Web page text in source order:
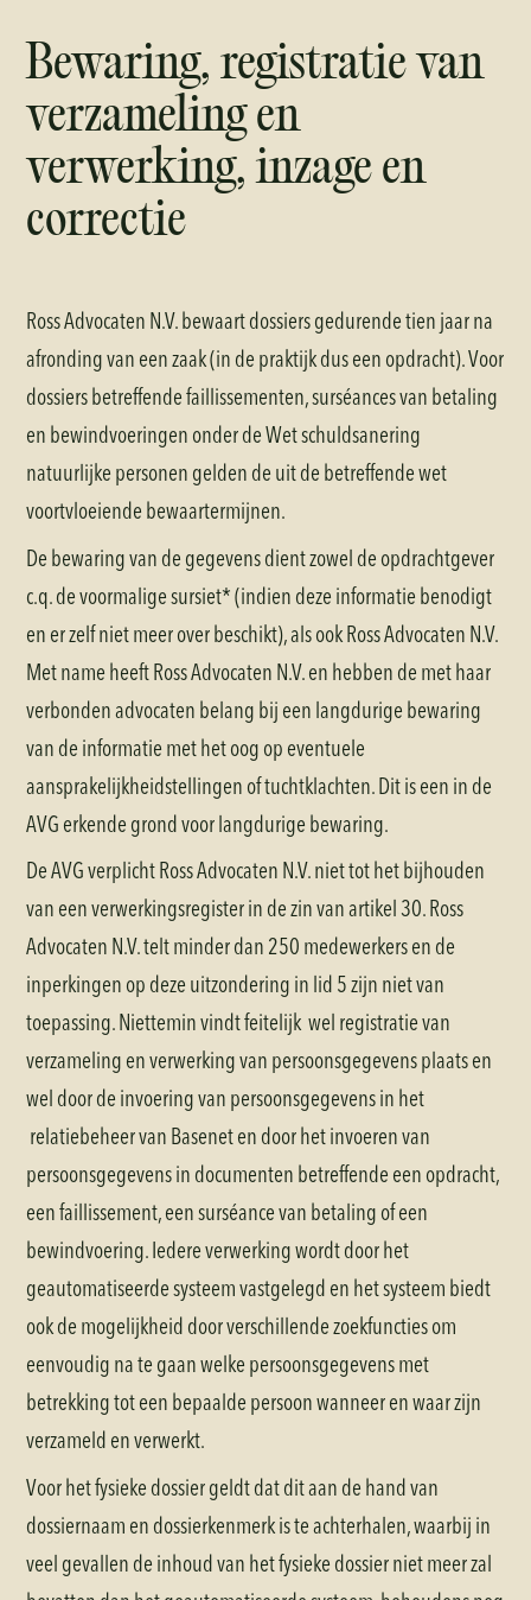
Bewaring, registratie van
verzameling en
verwerking, inzage en
correctie
Ross Advocaten N.V. bewaart dossiers gedurende tien jaar na
afronding van een zaak (in de praktijk dus een opdracht). Voor
dossiers betreffende faillissementen, surséances van betaling
en bewindvoeringen onder de Wet schuldsanering
natuurlijke personen gelden de uit de betreffende wet
voortvloeiende bewaartermijnen.
De bewaring van de gegevens dient zowel de opdrachtgever
c.q. de voormalige sursiet* (indien deze informatie benodigt
en er zelf niet meer over beschikt), als ook Ross Advocaten N.V.
Met name heeft Ross Advocaten N.V. en hebben de met haar
verbonden advocaten belang bij een langdurige bewaring
van de informatie met het oog op eventuele
aansprakelijkheidstellingen of tuchtklachten. Dit is een in de
AVG erkende grond voor langdurige bewaring.
De AVG verplicht Ross Advocaten N.V. niet tot het bijhouden
van een verwerkingsregister in de zin van artikel 30. Ross
Advocaten N.V. telt minder dan 250 medewerkers en de
inperkingen op deze uitzondering in lid 5 zijn niet van
toepassing. Niettemin vindt feitelijk wel registratie van
verzameling en verwerking van persoonsgegevens plaats en
wel door de invoering van persoonsgegevens in het
relatiebeheer van Basenet en door het invoeren van
persoonsgegevens in documenten betreffende een opdracht,
een faillissement, een surséance van betaling of een
bewindvoering. Iedere verwerking wordt door het
geautomatiseerde systeem vastgelegd en het systeem biedt
ook de mogelijkheid door verschillende zoekfuncties om
eenvoudig na te gaan welke persoonsgegevens met
betrekking tot een bepaalde persoon wanneer en waar zijn
verzameld en verwerkt.
Voor het fysieke dossier geldt dat dit aan de hand van
dossiernaam en dossierkenmerk is te achterhalen, waarbij in
veel gevallen de inhoud van het fysieke dossier niet meer zal